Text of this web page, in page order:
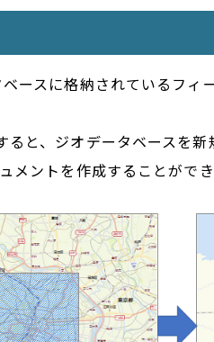
ースに格納されているフ
ると、ジオデータベースを
メントを作成することがで